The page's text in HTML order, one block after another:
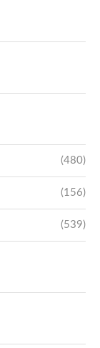
(480)
(156)
(539)